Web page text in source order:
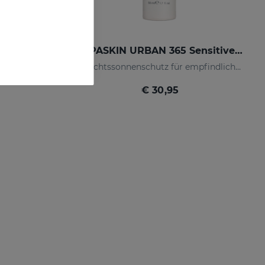
REPASKIN URBAN 365 Sensitive LSF50+
Gesichtssonnenschutz für empfindliche Haut
€ 30,95